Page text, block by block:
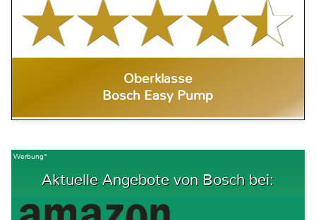
Oberklasse
Bosch Easy Pump
Werbung*
Aktuelle Angebote von Bosch bei: